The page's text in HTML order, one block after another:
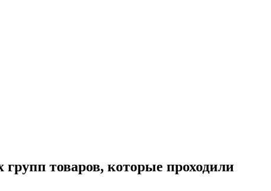
товаров, которые проходили